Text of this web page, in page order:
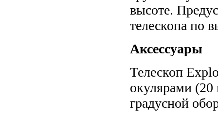
высоте.
телескопа по
Аксессуары
Телескоп
окулярами
градусной